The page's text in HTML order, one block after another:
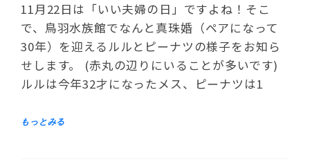
11月22日は「いい夫婦の日」ですよね！そこ
で、鳥羽水族館でなんと真珠婚（ペアになって
30年）を迎えるルルとピーナツの様子をお知ら
せします。 (赤丸の辺りにいることが多いです)
ルルは今年32才になったメス、ピーナツは1